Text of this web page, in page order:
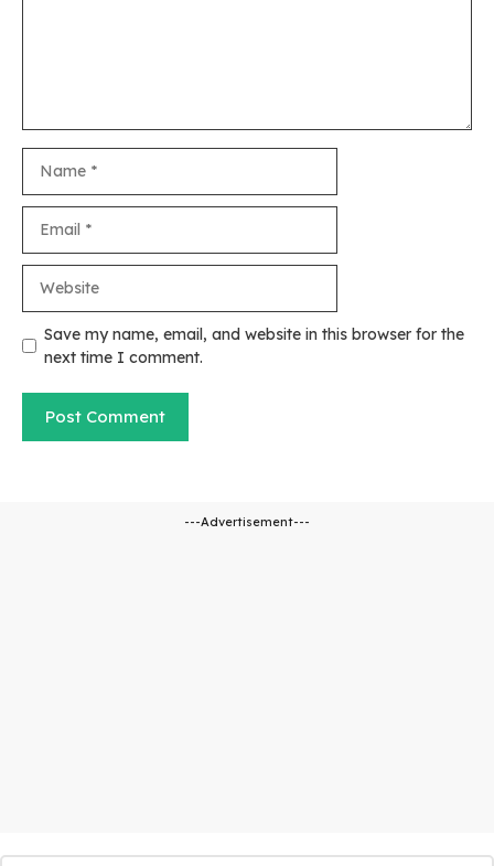
Save my name, email, and website in this browser for the
next time I comment.
---Advertisement---